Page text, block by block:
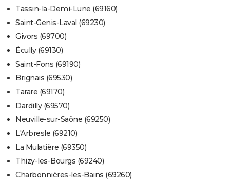
Tassin-la-Demi-Lune (69160)
Saint-Genis-Laval (69230)
Givors (69700)
Écully (69130)
Saint-Fons (69190)
Brignais (69530)
Tarare (69170)
Dardilly (69570)
Neuville-sur-Saône (69250)
L'Arbresle (69210)
La Mulatière (69350)
Thizy-les-Bourgs (69240)
Charbonnières-les-Bains (69260)